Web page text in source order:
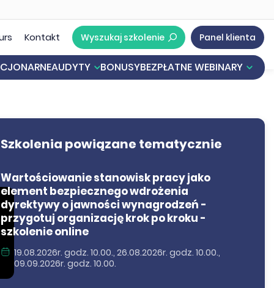
Kontakt Wyszukaj szkolenie Panel klienta
AUDYTY BONUSYBEZPŁATNE WEBINARY
Szkolenia powiązane tematycznie
Wartościowanie stanowisk pracy jako
element bezpiecznego wdrożenia
dyrektywy o jawności wynagrodzeń -
przygotuj organizację krok po kroku -
szkolenie online
19.08.2026r. godz. 10.00., 26.08.2026r. godz. 10.00.,
09.09.2026r. godz. 10.00.